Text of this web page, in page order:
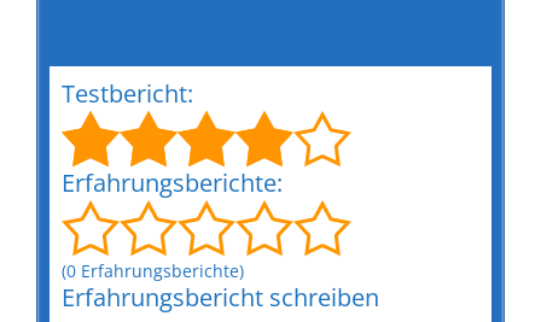
Testbericht:
Erfahrungsberichte:
(0 Erfahrungsberichte)
Erfahrungsbericht schreiben